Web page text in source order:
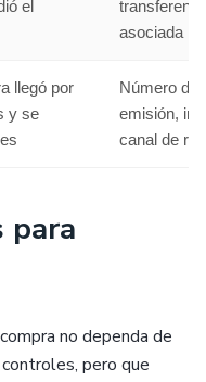
el
asociada
llegó por
y se
Número de
emisión,
canal de
para
no dependa de
controles, pero que